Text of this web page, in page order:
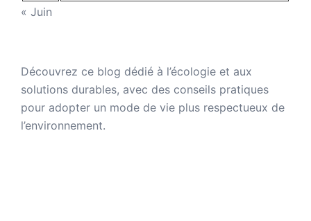
« Juin
Découvrez ce blog dédié à l’écologie et aux
solutions durables, avec des conseils pratiques
pour adopter un mode de vie plus respectueux de
l’environnement.